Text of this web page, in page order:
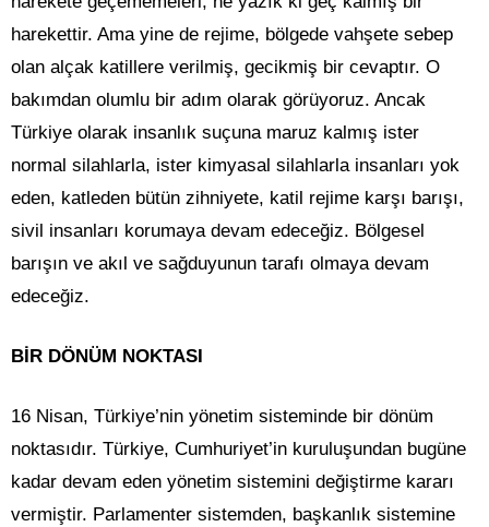
harekettir. Ama yine de rejime, bölgede vahşete sebep
olan alçak katillere verilmiş, gecikmiş bir cevaptır. O
bakımdan olumlu bir adım olarak görüyoruz. Ancak
Türkiye olarak insanlık suçuna maruz kalmış ister
normal silahlarla, ister kimyasal silahlarla insanları yok
eden, katleden bütün zihniyete, katil rejime karşı barışı,
sivil insanları korumaya devam edeceğiz. Bölgesel
barışın ve akıl ve sağduyunun tarafı olmaya devam
edeceğiz.
BİR DÖNÜM NOKTASI
16 Nisan, Türkiye’nin yönetim sisteminde bir dönüm
noktasıdır. Türkiye, Cumhuriyet’in kuruluşundan bugüne
kadar devam eden yönetim sistemini değiştirme kararı
vermiştir. Parlamenter sistemden, başkanlık sistemine